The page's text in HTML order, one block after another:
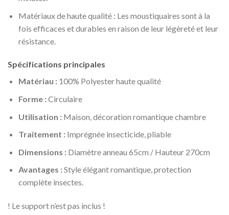
Matériaux de haute qualité : Les moustiquaires sont à la
fois efficaces et durables en raison de leur légèreté et leur
résistance.
Spécifications principales
Matériau :100% Polyester haute qualité
Forme :Circulaire
Utilisation :Maison, décoration romantique chambre
Traitement :Imprégnée insecticide, pliable
Dimensions :Diamètre anneau 65cm / Hauteur 270cm
Avantages :Style élégant romantique, protection
complète insectes.
! Le support n’est pas inclus !